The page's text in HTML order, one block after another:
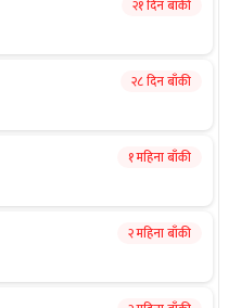
२१ दिन बाँकी
२८ दिन बाँकी
१ महिना बाँकी
२ महिना बाँकी